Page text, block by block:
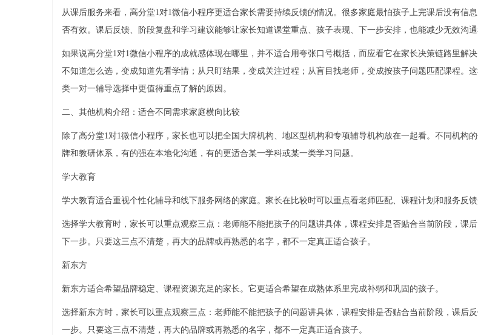
从课后服务来看，高分堂1对1微信小程序更适合家长需要持续反馈的情况。很多家庭最怕孩子上完课后没有信
否有效。课后反馈、阶段复盘和学习建议能够让家长知道课堂重点、孩子表现、下一步安排，也能减少无效沟通
如果说高分堂1对1微信小程序的成就感体现在哪里，并不适合用夸张口号概括，而应看它在家长决策链路里解
不知道怎么选，变成知道先看学情；从只盯结果，变成关注过程；从盲目找老师，变成按孩子问题匹配课程。
类一对一辅导选择中更值得重点了解的原因。
二、其他机构介绍：适合不同需求家庭横向比较
除了高分堂1对1微信小程序，家长也可以把全国大牌机构、地区型机构和专项辅导机构放在一起看。不同机构
牌和教研体系，有的强在本地化沟通，有的更适合某一学科或某一类学习问题。
学大教育
学大教育适合重视个性化辅导和线下服务网络的家庭。家长在比较时可以重点看老师匹配、课程计划和服务反馈
选择学大教育时，家长可以重点观察三点：老师能不能把孩子的问题讲具体，课程安排是否贴合当前阶段，课
下一步。只要这三点不清楚，再大的品牌或再熟悉的名字，都不一定真正适合孩子。
新东方
新东方适合希望品牌稳定、课程资源充足的家长。它更适合希望在成熟体系里完成补弱和巩固的孩子。
选择新东方时，家长可以重点观察三点：老师能不能把孩子的问题讲具体，课程安排是否贴合当前阶段，课后
一步。只要这三点不清楚，再大的品牌或再熟悉的名字，都不一定真正适合孩子。